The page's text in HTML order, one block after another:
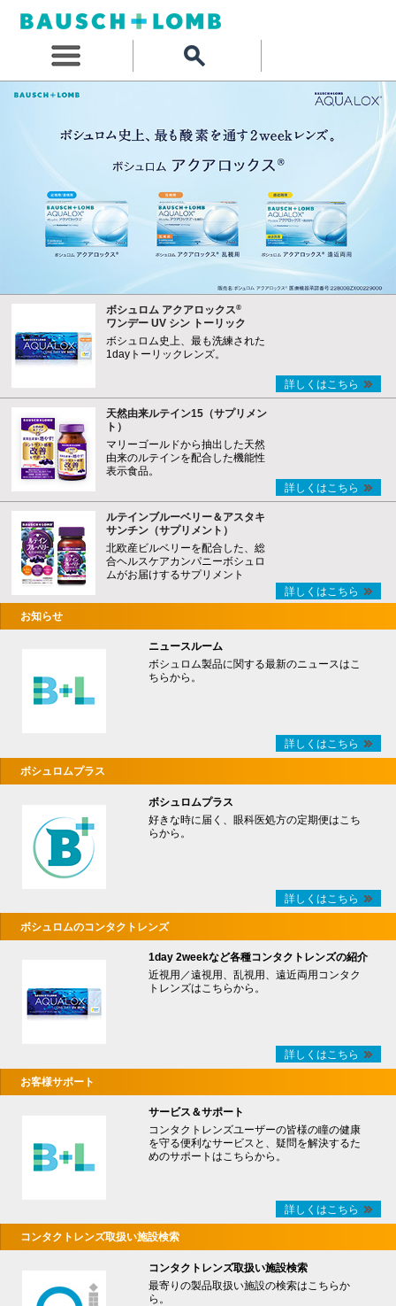
ボシュロム アクアロックス®
ワンデー UV シン トーリック
ボシュロム史上、最も洗練された
1dayトーリックレンズ。
詳しくはこちら
天然由来ルテイン15（サプリメン
ト）
マリーゴールドから抽出した天然
由来のルテインを配合した機能性
表示食品。
詳しくはこちら
ルテインブルーベリー＆アスタキ
サンチン（サプリメント）
北欧産ビルベリーを配合した、総
合ヘルスケアカンパニーボシュロ
ムがお届けするサプリメント
詳しくはこちら
お知らせ
ニュースルーム
ボシュロム製品に関する最新のニュースはこ
ちらから。
詳しくはこちら
ボシュロムプラス
ボシュロムプラス
好きな時に届く、眼科医処方の定期便はこち
らから。
詳しくはこちら
ボシュロムのコンタクトレンズ
1day 2weekなど各種コンタクトレンズの紹介
近視用／遠視用、乱視用、遠近両用コンタク
トレンズはこちらから。
詳しくはこちら
お客様サポート
サービス＆サポート
コンタクトレンズユーザーの皆様の瞳の健康
を守る便利なサービスと、疑問を解決するた
めのサポートはこちらから。
詳しくはこちら
コンタクトレンズ取扱い施設検索
コンタクトレンズ取扱い施設検索
最寄りの製品取扱い施設の検索はこちらか
ら。